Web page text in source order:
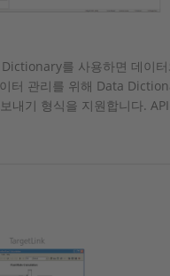
를 사용하면 데이
터 관리를 위해 Data
내기 형식을 지원합니다.